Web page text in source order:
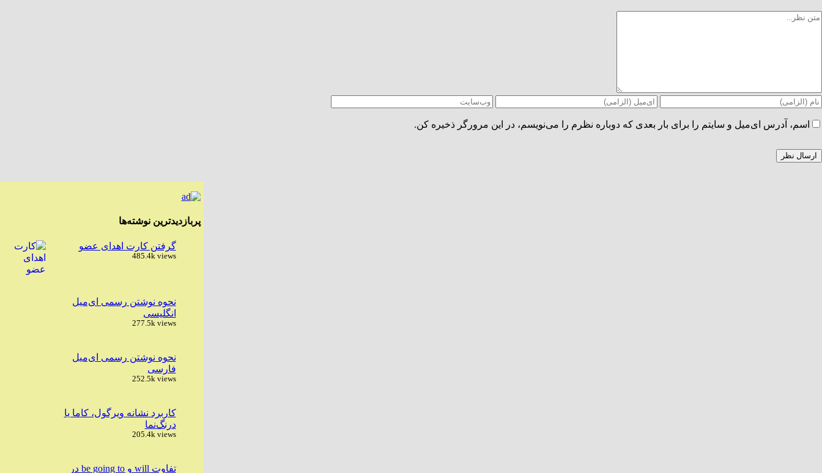
Comment
اسم، آدرس ای‌میل و سایتم را برای بار بعدی که دوباره نظرم را می‌نویسم، در این مرورگر ذخیره کن.
پربازدیدترین نوشته‌ها
گرفتن کارت اهدای عضو
485.4k views
نحوه نوشتن رسمی ای‌میل
انگلیسی
277.5k views
نحوه نوشتن رسمی ای‌میل
فارسی
252.5k views
کاربرد نشانه ویرگول، کاما یا
درنگ‌نما
205.4k views
تفاوت will و be going to در